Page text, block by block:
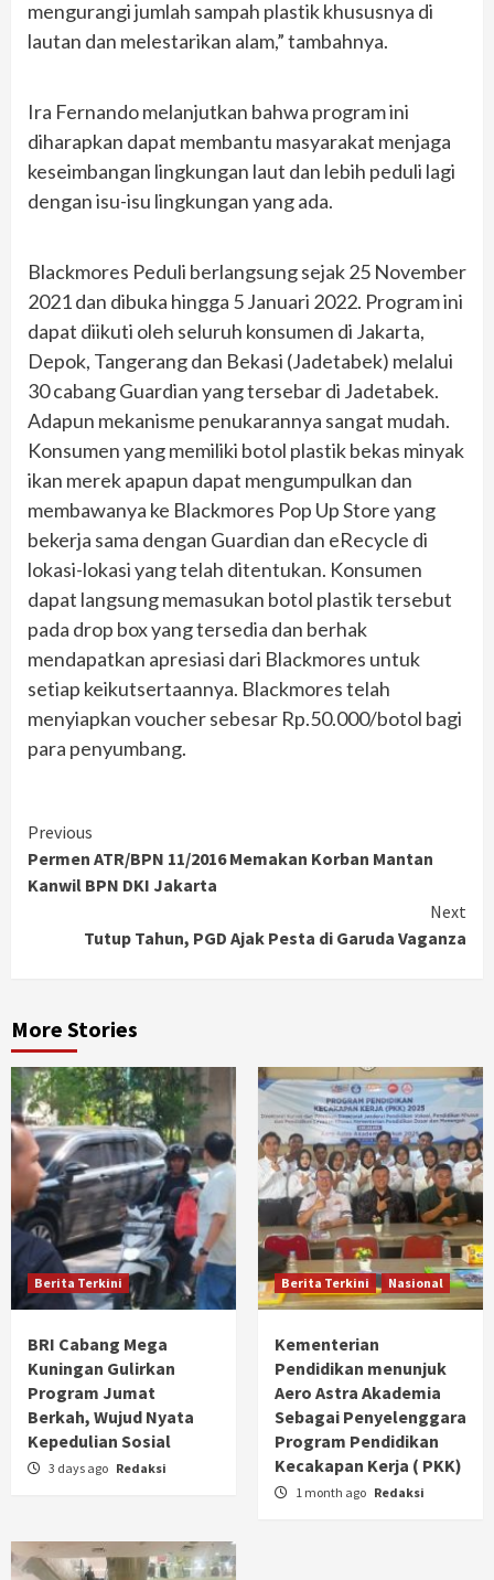
mengurangi jumlah sampah plastik khususnya di
lautan dan melestarikan alam,” tambahnya.
Ira Fernando melanjutkan bahwa program ini
diharapkan dapat membantu masyarakat menjaga
keseimbangan lingkungan laut dan lebih peduli lagi
dengan isu-isu lingkungan yang ada.
Blackmores Peduli berlangsung sejak 25 November
2021 dan dibuka hingga 5 Januari 2022. Program ini
dapat diikuti oleh seluruh konsumen di Jakarta,
Depok, Tangerang dan Bekasi (Jadetabek) melalui
30 cabang Guardian yang tersebar di Jadetabek.
Adapun mekanisme penukarannya sangat mudah.
Konsumen yang memiliki botol plastik bekas minyak
ikan merek apapun dapat mengumpulkan dan
membawanya ke Blackmores Pop Up Store yang
bekerja sama dengan Guardian dan eRecycle di
lokasi-lokasi yang telah ditentukan. Konsumen
dapat langsung memasukan botol plastik tersebut
pada drop box yang tersedia dan berhak
mendapatkan apresiasi dari Blackmores untuk
setiap keikutsertaannya. Blackmores telah
menyiapkan voucher sebesar Rp.50.000/botol bagi
para penyumbang.
Continue
Reading
Previous
Permen ATR/BPN 11/2016 Memakan Korban Mantan
Kanwil BPN DKI Jakarta
Next
Tutup Tahun, PGD Ajak Pesta di Garuda Vaganza
More Stories
Berita Terkini
BRI Cabang Mega
Kuningan Gulirkan
Program Jumat
Berkah, Wujud Nyata
Kepedulian Sosial
3 days ago Redaksi
Berita Terkini Nasional
Kementerian
Pendidikan menunjuk
Aero Astra Akademia
Sebagai Penyelenggara
Program Pendidikan
Kecakapan Kerja ( PKK)
1 month ago Redaksi